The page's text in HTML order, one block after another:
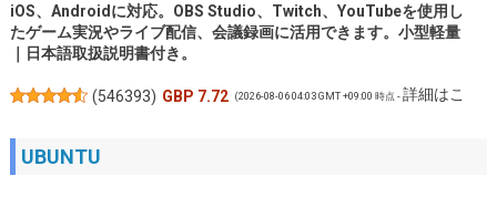
iOS、Androidに対応。OBS Studio、Twitch、YouTubeを使用し
たゲーム実況やライブ配信、会議録画に活用できます。小型軽量
｜日本語取扱説明書付き。
(546393) GBP 7.72 (2026-08-06 04:03 GMT +09:00 時点 -詳細はこ
UBUNTU